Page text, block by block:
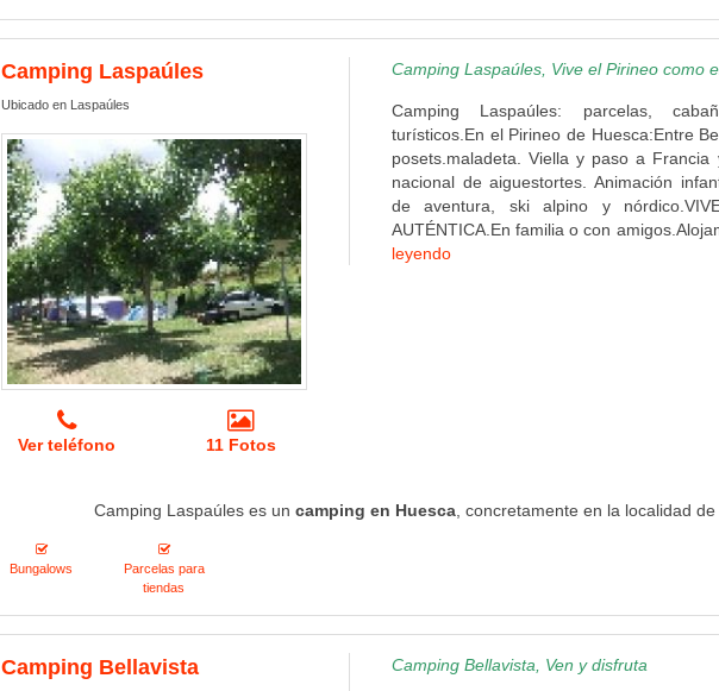
Camping Laspaúles
Ubicado en Laspaúles
Ver teléfono 11 Fotos
Camping Laspaúles, Vive el Pirineo como
Camping Laspaúles: parcelas,
turísticos.En el Pirineo de Huesca:Entre
posets.maladeta. Viella y paso a
nacional de aiguestortes. Animación
de aventura, ski alpino y
AUTÉNTICA.En familia o con
leyendo
Camping Laspaúles es uncamping en Huesca , concretamente en la localidad
Bungalows
Parcelas para
tiendas
Camping Bellavista Camping Bellavista, Ven y disfruta